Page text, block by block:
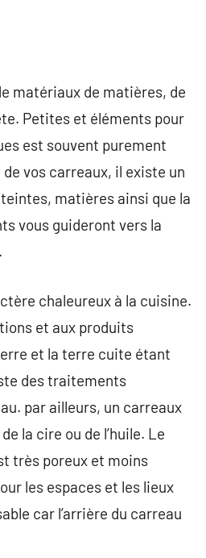
matériaux de matières, de
Petites et éléments pour
est souvent purement
de vos carreaux, il existe un
matières ainsi que la
vous guideront vers la
chaleureux à la cuisine.
et aux produits
et la terre cuite étant
des traitements
par ailleurs, un carreaux
la cire ou de l’huile. Le
très poreux et moins
les espaces et les lieux
car l’arrière du carreau